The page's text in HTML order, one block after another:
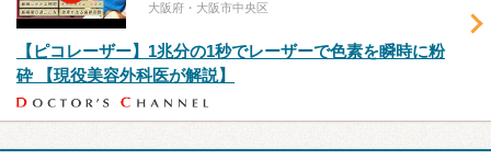
大阪府・大阪市中央区
【ピコレーザー】1兆分の1秒でレーザーで色素を瞬時に粉
砕 【現役美容外科医が解説】